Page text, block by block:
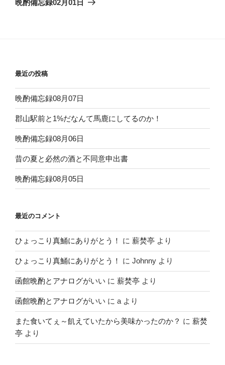
晩酌備忘録02月01日
最近の投稿
晩酌備忘録08月07日
郡山駅前と1%だなんて馬鹿にしてるのか！
晩酌備忘録08月06日
昔の夏と必然の酒と不同意申出書
晩酌備忘録08月05日
最近のコメント
ひょっこり真鯒にありがとう！ に 薪焚亭 より
ひょっこり真鯒にありがとう！ に Johnny より
函館晩酌とアナログがいい に 薪焚亭 より
函館晩酌とアナログがいい に a より
また食いてぇ～飢えていたから美味かったのか？ に 薪焚
亭 より